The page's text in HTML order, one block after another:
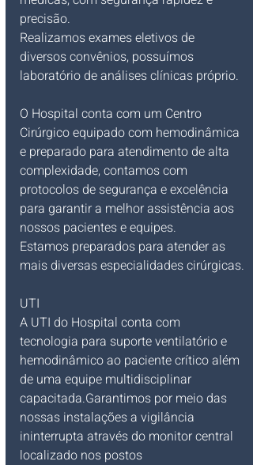
precisão.
Realizamos exames eletivos de
diversos convênios, possuímos
laboratório de análises clínicas próprio.
O Hospital conta com um Centro
Cirúrgico equipado com hemodinâmica
e preparado para atendimento de alta
complexidade, contamos com
protocolos de segurança e excelência
para garantir a melhor assistência aos
nossos pacientes e equipes.
Estamos preparados para atender as
mais diversas especialidades cirúrgicas.
UTI
A UTI do Hospital conta com
tecnologia para suporte ventilatório e
hemodinâmico ao paciente crítico além
de uma equipe multidisciplinar
capacitada.Garantimos por meio das
nossas instalações a vigilância
ininterrupta através do monitor central
localizado nos postos